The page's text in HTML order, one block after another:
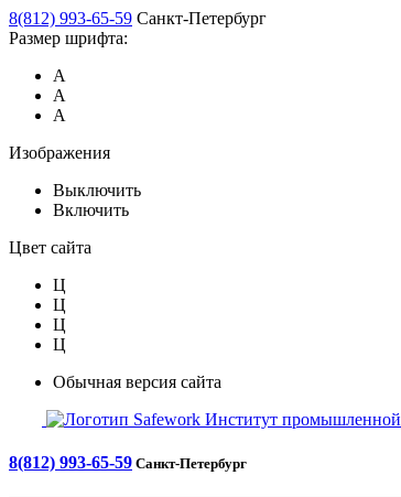
8(812) 993-65-59 Санкт-Петербург
Размер шрифта:
А
А
А
Изображения
Выключить
Включить
Цвет сайта
Ц
Ц
Ц
Ц
Обычная версия сайта
Safework Институт промышленной
8(812) 993-65-59 Санкт-Петербург